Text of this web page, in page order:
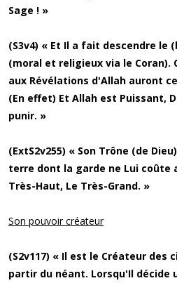
Sage ! »
(S3v4) « Et Il a fait descendre le
(moral et religieux via le Coran).
aux Révélations d'Allah auront
(En effet) Et Allah est Puissant,
punir. »
(ExtS2v255) « Son Trône (de
terre dont la garde ne Lui coûte
Très-Haut, Le Très-Grand. »
Son pouvoir créateur
(S2v117) « Il est le Créateur des
partir du néant. Lorsqu'Il décide